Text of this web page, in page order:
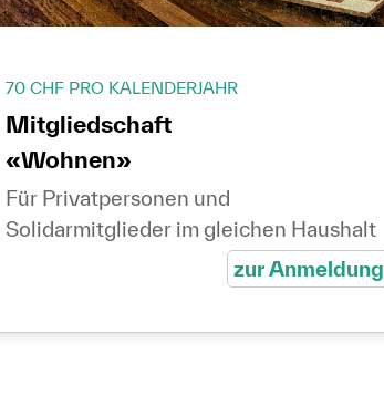
70 CHF PRO KALENDERJAHR
Mitgliedschaft
«Wohnen»
Für Privatpersonen und
Solidarmitglieder im gleichen Haushalt
zur Anmeldung